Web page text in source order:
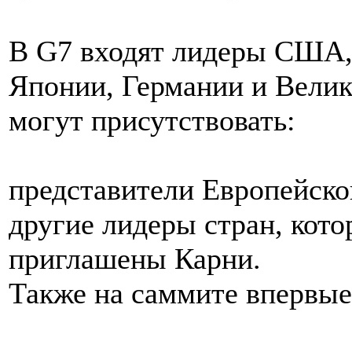
В G7 входят лидеры
Японии, Германии и
могут присутствовать:
представители
другие лидеры стран,
приглашены Карни.
Также на саммите